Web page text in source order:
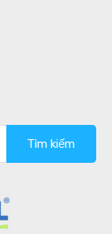
kiếm
cho: